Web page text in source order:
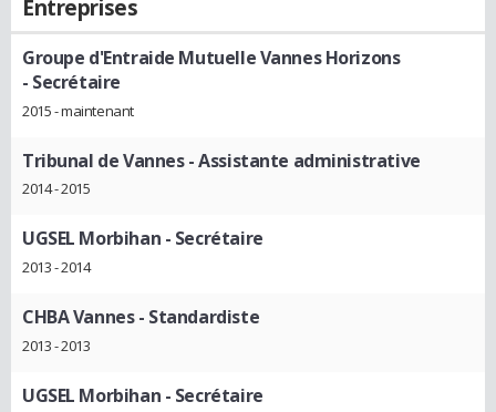
Entreprises
Groupe d'Entraide Mutuelle Vannes Horizons
- Secrétaire
2015 - maintenant
Tribunal de Vannes- Assistante administrative
2014 - 2015
UGSEL Morbihan - Secrétaire
2013 - 2014
CHBA Vannes- Standardiste
2013 - 2013
UGSEL Morbihan - Secrétaire